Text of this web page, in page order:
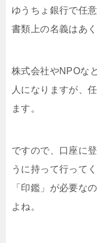
ゆうちょ銀行で任
書類上の名義はあ
株式会社やNPOな
人になりますが、
ます。
ですので、口座に
うに持って行って
「印鑑」が必要な
よね。